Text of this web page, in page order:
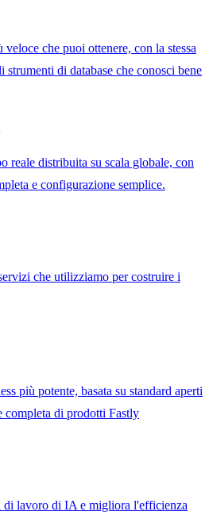
che puoi ottenere, con la stessa
di database che conosci bene
reale distribuita su scala globale, con
e configurazione semplice.
che utilizziamo per costruire i
più potente, basata su standard aperti
completa di prodotti Fastly
di lavoro di IA e migliora l'efficienza